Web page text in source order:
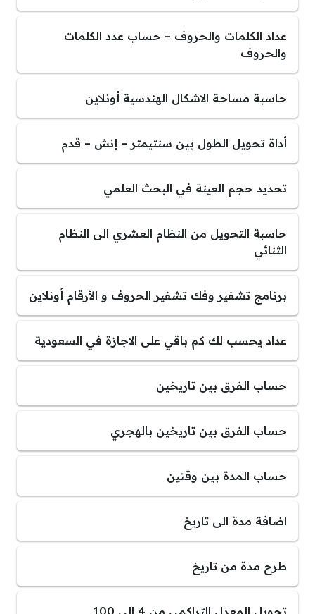
عداد الكلمات والحروف – حساب عدد الكلمات
والحروف
حاسبة مساحة الاشكال الهندسية أونلاين
أداة تحويل الطول بين سنتيمتر – إنش – قدم
تحديد حجم العينة في البحث العلمي
حاسبة التحويل من النظام العشري الى النظام
الثنائي
برنامج تشفير وفك تشفير الحروف و الأرقام أونلاين
عداد يحسب لك كم باقي على الاجازة في السعودية
حساب الفرق بين تاريخين
حساب الفرق بين تاريخين بالهجري
حساب المدة بين وقتين
اضافة مدة الى تاريخ
طرح مدة من تاريخ
تحويل المعدل التراكمي من 4 الى 100